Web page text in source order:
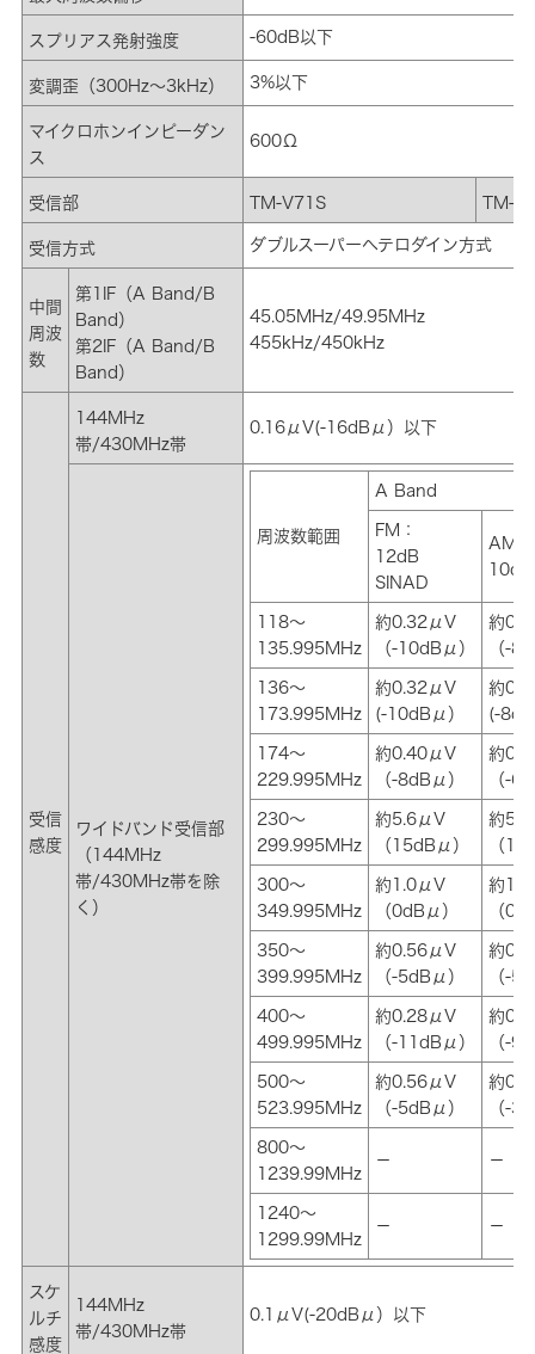
スプリアス発射強度 -60dB以下
変調歪（300Hz～3kHz） 3%以下
マイクロホンインピーダン
ス
600Ω
受信部 TM-V71S TM-
受信方式 ダブルスーパーヘテロダイン方式
中間
周波
数
第1IF（A Band/B
Band）
第2IF（A Band/B
Band）
45.05MHz/49.95MHz
455kHz/450kHz
受信
感度
144MHz
帯/430MHz帯
0.16μV(-16dBμ）以下
ワイドバンド受信部
（144MHz
帯/430MHz帯を除
く）
周波数範囲
A Band
FM：
12dB
SINAD
AM：
118～
135.995MHz
約0.32μV
（-10dBμ）
約
（-
136～
173.995MHz
約0.32μV
(-10dBμ）
約
(-
174～
229.995MHz
約0.40μV
（-8dBμ）
約
（-
230～
299.995MHz
約5.6μV
（15dBμ）
約
（
300～
349.995MHz
約1.0μV
（0dBμ）
約
（
350～
399.995MHz
約0.56μV
（-5dBμ）
約
（-
400～
499.995MHz
約0.28μV
（-11dBμ）
約
（-
500～
523.995MHz
約0.56μV
（-5dBμ）
約
（-
800～
1239.99MHz
－ －
1240～
1299.99MHz
－ －
スケ
ルチ
感度
144MHz
帯/430MHz帯
0.1μV(-20dBμ）以下